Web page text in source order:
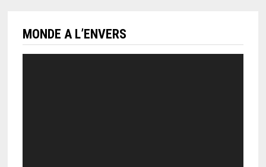
MONDE A L’ENVERS